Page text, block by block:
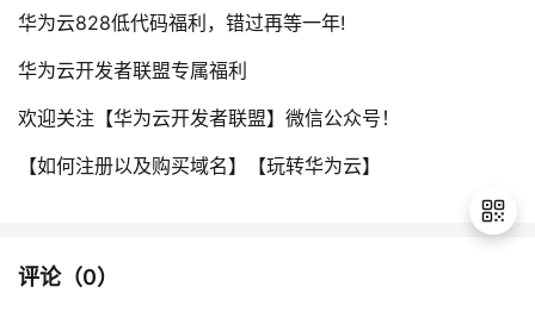
华为云828低代码福利，错过再等一年!
华为云开发者联盟专属福利
欢迎关注【华为云开发者联盟】微信公众号！
【如何注册以及购买域名】【玩转华为云】
评论（0）